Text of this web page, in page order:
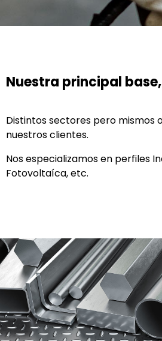
Nuestra principal
Distintos sectores pero mismos
nuestros clientes.
Nos especializamos en perfiles
Fotovoltaíca, etc.